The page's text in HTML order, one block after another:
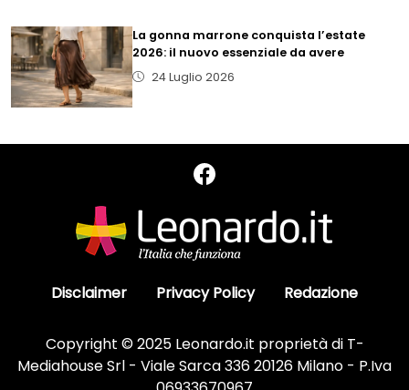
La gonna marrone conquista l’estate
2026: il nuovo essenziale da avere
24 Luglio 2026
Disclaimer Privacy Policy Redazione
Copyright © 2025 Leonardo.it proprietà di T-
Mediahouse Srl - Viale Sarca 336 20126 Milano - P.Iva